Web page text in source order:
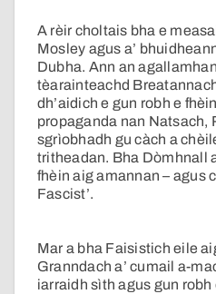
A rèir choltais bha e
Mosley agus a’
Dubha. Ann an
tèarainteachd
dh’aidich e gun robh e
propaganda nan Natsach,
sgrìobhadh gu càch a
tritheadan. Bha Dòmhnall
fhèin aig amannan – agus
Fascist’.
Mar a bha Faisistich eile
Granndach a’ cumail a-
iarraidh sìth agus gun